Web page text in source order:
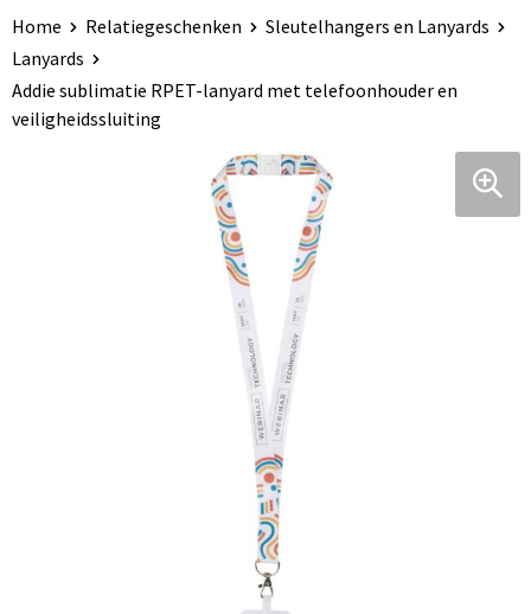
Home Relatiegeschenken
Sleutelhangers en Lanyards
Lanyards
Addie sublimatie RPET-lanyard met telefoonhouder en
veiligheidssluiting